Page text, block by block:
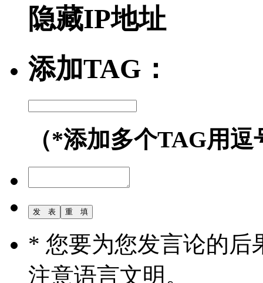
隐藏IP地址
添加TAG：
（*添加多个TAG用
* 您要为您发言论的后
注意语言文明。